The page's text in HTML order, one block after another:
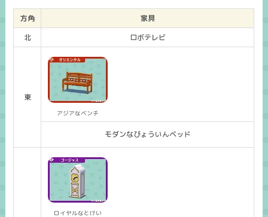
方角
家具
北
ロボテレビ
東
アジアなベンチ
モダンなびょういんベッド
ロイヤルなとけい